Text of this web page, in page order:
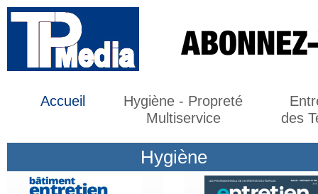
Accueil
Hygiène - Propreté
Multiservice
des
Hygiène